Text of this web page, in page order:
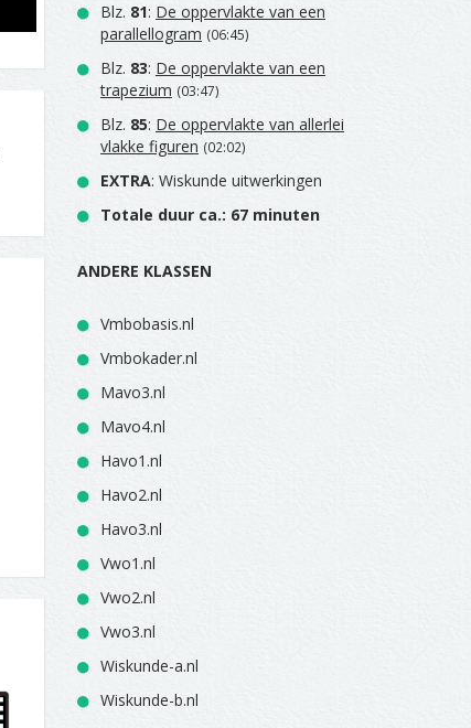
Blz. 81: De oppervlakte van een
parallellogram (06:45)
Blz. 83: De oppervlakte van een
trapezium (03:47)
Blz. 85: De oppervlakte van allerlei
vlakke figuren (02:02)
EXTRA: Wiskunde uitwerkingen
Totale duur ca.: 67 minuten
ANDERE KLASSEN
Vmbobasis.nl
Vmbokader.nl
Mavo3.nl
Mavo4.nl
Havo1.nl
Havo2.nl
Havo3.nl
Vwo1.nl
Vwo2.nl
Vwo3.nl
Wiskunde-a.nl
Wiskunde-b.nl